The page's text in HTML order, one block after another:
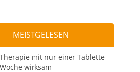
MEISTGELESEN
Therapie mit nur einer Tablette
wirksam